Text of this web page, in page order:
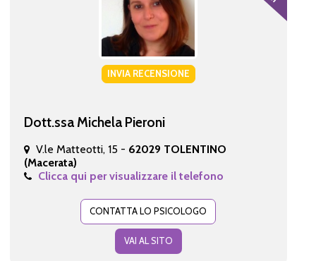
INVIA RECENSIONE
Dott.ssa Michela Pieroni
V.le Matteotti, 15 - 62029 TOLENTINO
(Macerata)
Clicca qui per visualizzare il telefono
CONTATTA LO PSICOLOGO
VAI AL SITO